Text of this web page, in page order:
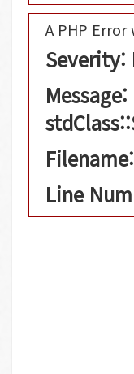
A PHP
Severity:
Line